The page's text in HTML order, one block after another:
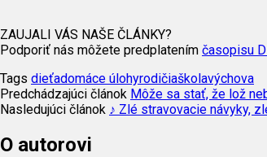
ZAUJALI VÁS NAŠE ČLÁNKY?
Podporiť nás môžete predplatením časopisu
Tags dieťadomáce úlohyrodičiaškolavýchova
Predchádzajúci článok Môže sa stať, že lož
Nasledujúci článok ♪ Zlé stravovacie návyky,
O autorovi